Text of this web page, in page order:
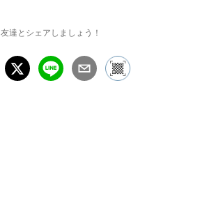
友達とシェアしましょう！